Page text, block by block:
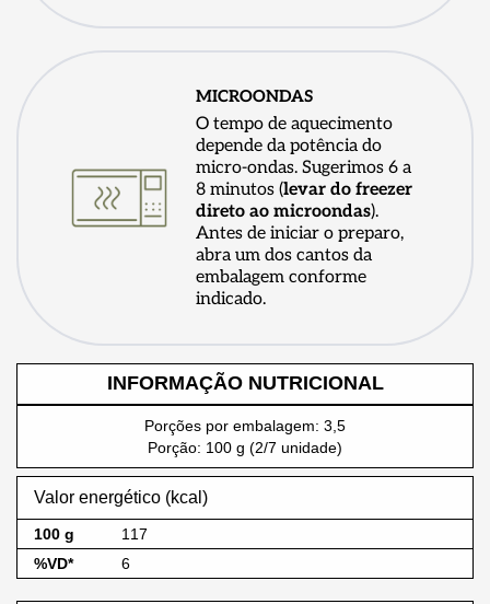
MICROONDAS
O tempo de aquecimento
depende da potência do
micro-ondas. Sugerimos 6 a
8 minutos (levar do freezer
direto ao microondas).
Antes de iniciar o preparo,
abra um dos cantos da
embalagem conforme
indicado.
INFORMAÇÃO NUTRICIONAL
Porções por embalagem: 3,5
Porção: 100 g (2/7 unidade)
Valor energético (kcal)
117
6